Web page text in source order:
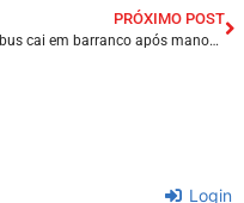
PRÓXIMO POST
Ônibus cai em barranco após manobra do motorista para evitar colisão com caminhão em rodovia no Ceará.
Login